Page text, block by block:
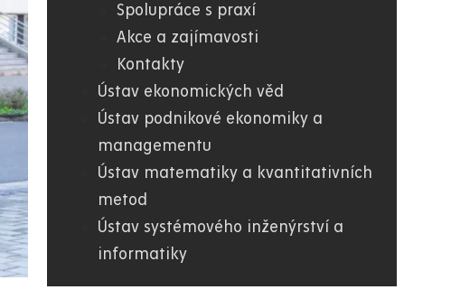
Spolupráce s praxí
Akce a zajímavosti
Kontakty
Ústav ekonomických věd
Ústav podnikové ekonomiky a
managementu
Ústav matematiky a kvantitativních
metod
Ústav systémového inženýrství a
informatiky